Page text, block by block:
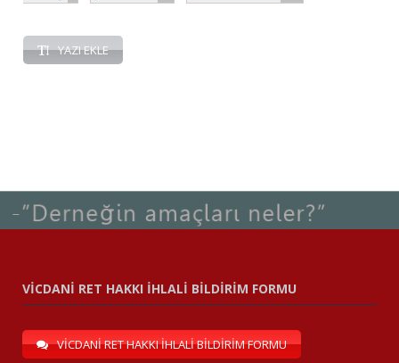
YAZI EKLE
VİCDANİ RET HAKKI İHLALİ BİLDİRİM FORMU
VİCDANİ RET HAKKI İHLALİ BİLDİRİM FORMU